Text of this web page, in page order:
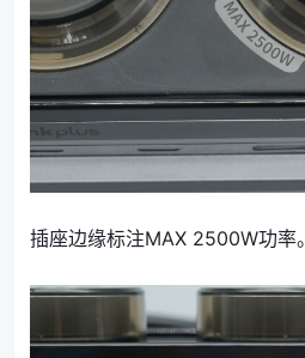
插座边缘标注MAX 2500W功率。